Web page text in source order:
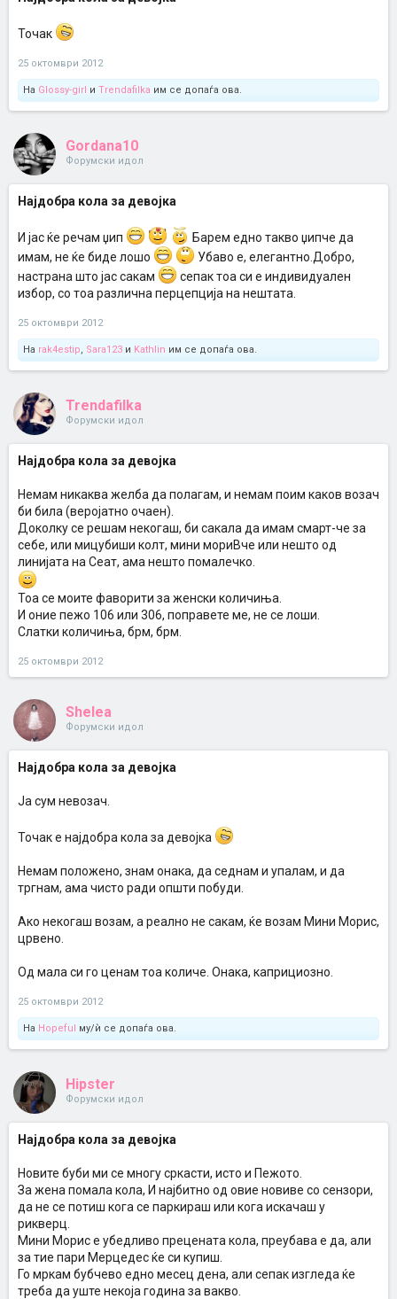
Точак
25 октомври 2012
На Glossy-girl и Trendafilka им се допаѓа ова.
Gordana10
Форумски идол
Најдобра кола за девојка
И јас ќе речам џип
Барем едно такво џипче да
имам, не ќе биде лошо
Убаво е, елегантно.Добро,
настрана што јас сакам
сепак тоа си е индивидуален
избор, со тоа различна перцепција на нештата.
25 октомври 2012
На rak4estip, Sara123 и Kathlin им се допаѓа ова.
Trendafilka
Форумски идол
Најдобра кола за девојка
Немам никаква желба да полагам, и немам поим каков возач
би била (веројатно очаен).
Доколку се решам некогаш, би сакала да имам смарт-че за
себе, или мицубиши колт, мини мориВче или нешто од
линијата на Сеат, ама нешто помалечко.
Тоа се моите фаворити за женски количиња.
И оние пежо 106 или 306, поправете ме, не се лоши.
Слатки количиња, брм, брм.
25 октомври 2012
Shelea
Форумски идол
Најдобра кола за девојка
Ја сум невозач.
Точак е најдобра кола за девојка
Немам положено, знам онака, да седнам и упалам, и да
тргнам, ама чисто ради општи побуди.
Ако некогаш возам, а реално не сакам, ќе возам Мини Морис,
црвено.
Од мала си го ценам тоа количе. Онака, каприциозно.
25 октомври 2012
На Hopeful му/ѝ се допаѓа ова.
Hipster
Форумски идол
Најдобра кола за девојка
Новите буби ми се многу сркасти, исто и Пежото.
За жена помала кола, И најбитно од овие новиве со сензори,
да не се потиш кога се паркираш или кога искачаш у
рикверц.
Мини Морис е убедливо прецената кола, преубава е да, али
за тие пари Мерцедес ќе си купиш.
Го мркам бубчево едно месец дена, али сепак изгледа ќе
треба да уште некоја година за вакво.